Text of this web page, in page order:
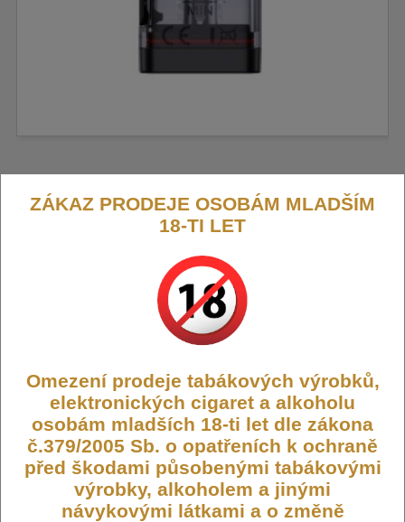
Uwell Caliburn G3 cartridge 2,5ml
Tato cartridge pro Uwell Caliburn G3 nabízí kapacitu 2,5 ml a je
vybavena žhavicí hlavou s odporem 0,6 ohm.
Kód:
CARTRIDGE-UWELL-CALI-G3-06
Dostupnost: Skladem
Počet ks:
33 ks
105,- KČ
ZÁKAZ PRODEJE OSOBÁM MLADŠÍM
18-TI LET
Omezení prodeje tabákových výrobků,
elektronických cigaret a alkoholu
osobám mladších 18-ti let dle zákona
č.379/2005 Sb. o opatřeních k ochraně
před škodami působenými tabákovými
výrobky, alkoholem a jinými
návykovými látkami a o změně